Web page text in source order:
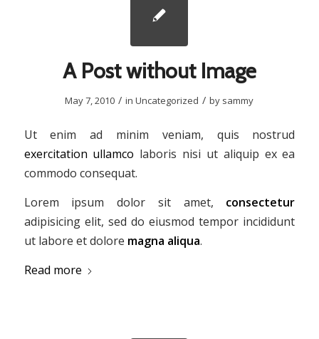
A Post without Image
May 7, 2010 / inUncategorized / by sammy
Ut enim ad minim veniam, quis nostrud
exercitation ullamco laboris nisi ut aliquip ex ea
commodo consequat.
Lorem ipsum dolor sit amet, consectetur
adipisicing elit, sed do eiusmod tempor incididunt
ut labore et dolore magna aliqua.
Read more